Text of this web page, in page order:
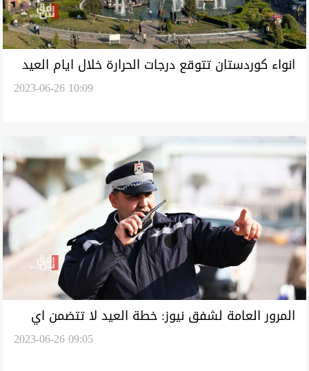
انواء كوردستان تتوقع درجات الحرارة خلال ايام العيد
2023-06-26 10:09
المرور العامة لشفق نيوز: خطة العيد لا تتضمن اي
2023-06-26 09:05